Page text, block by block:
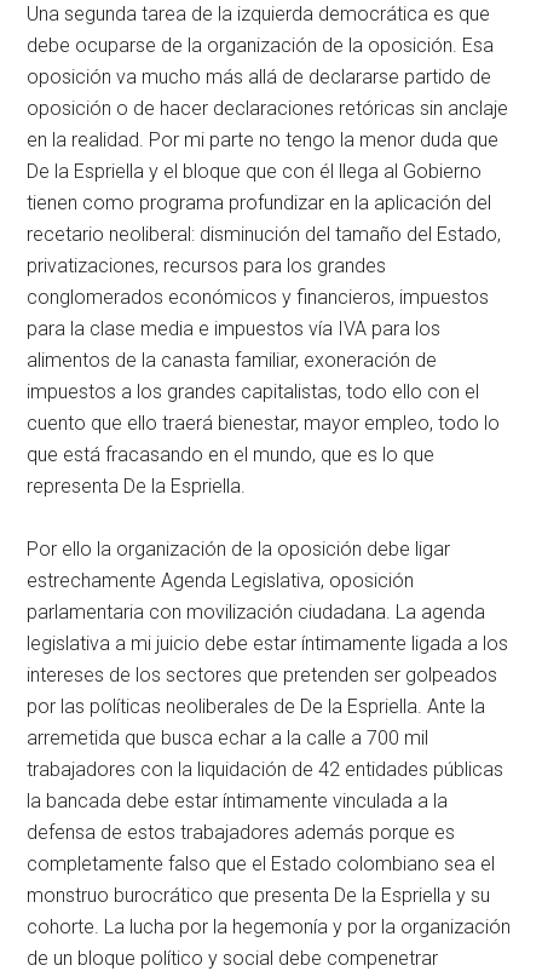
Una segunda tarea de la izquierda democrática es que
debe ocuparse de la organización de la oposición. Esa
oposición va mucho más allá de declararse partido de
oposición o de hacer declaraciones retóricas sin anclaje
en la realidad. Por mi parte no tengo la menor duda que
De la Espriella y el bloque que con él llega al Gobierno
tienen como programa profundizar en la aplicación del
recetario neoliberal: disminución del tamaño del Estado,
privatizaciones, recursos para los grandes
conglomerados económicos y financieros, impuestos
para la clase media e impuestos vía IVA para los
alimentos de la canasta familiar, exoneración de
impuestos a los grandes capitalistas, todo ello con el
cuento que ello traerá bienestar, mayor empleo, todo lo
que está fracasando en el mundo, que es lo que
representa De la Espriella.
Por ello la organización de la oposición debe ligar
estrechamente Agenda Legislativa, oposición
parlamentaria con movilización ciudadana. La agenda
legislativa a mi juicio debe estar íntimamente ligada a los
intereses de los sectores que pretenden ser golpeados
por las políticas neoliberales de De la Espriella. Ante la
arremetida que busca echar a la calle a 700 mil
trabajadores con la liquidación de 42 entidades públicas
la bancada debe estar íntimamente vinculada a la
defensa de estos trabajadores además porque es
completamente falso que el Estado colombiano sea el
monstruo burocrático que presenta De la Espriella y su
cohorte. La lucha por la hegemonía y por la organización
de un bloque político y social debe compenetrar